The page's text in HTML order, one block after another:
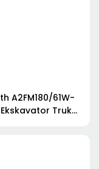
A2FM180/61W-
Truk